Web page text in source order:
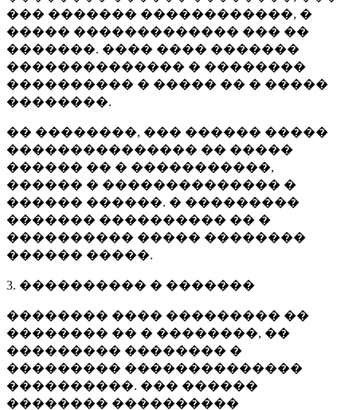
��� ������� ������������, �
����� ������������� ��� ��
�������. ���� ���� �������
�������������� � ��������
���������� � ����� �� � �����
��������.
�� ��������, ��� ������ �����
��������������� �� �����
������ �� � �����������,
������ � �������������� �
������ ������. � ���������
������� ���������� �� �
���������� ����� ��������
������ �����.
3. ���������� � �������
�������� ���� ��������� ��
�������� �� � ��������, ��
��������� �������� �
��������� ��������������
����������. ��� ������
�������� ����������